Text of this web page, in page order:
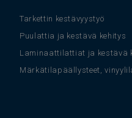
Tarkettin kestävyystyö
Puulattia ja kestävä kehitys
Laminaattilattiat ja kestävä
Märkätilapäällysteet,